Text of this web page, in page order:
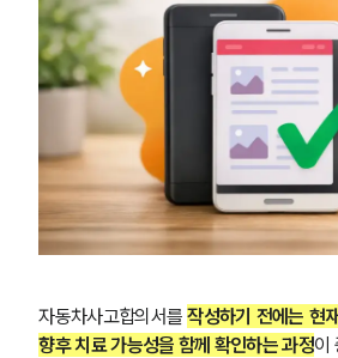
자동차사고합의서를 작성하기 전에는 현
향후 치료 가능성을 함께 확인하는 과정이